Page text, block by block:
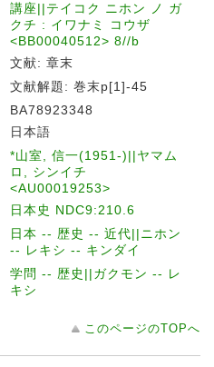
講座||テイコク ニホン ノ ガ
クチ : イワナミ コウザ
<BB00040512> 8//b
文献: 章末
文献解題: 巻末p[1]-45
BA78923348
日本語
*山室, 信一(1951-)||ヤマム
ロ, シンイチ
<AU00019253>
日本史 NDC9:210.6
日本 -- 歴史 -- 近代||ニホン
-- レキシ -- キンダイ
学問 -- 歴史||ガクモン -- レ
キシ
このページのTOPへ